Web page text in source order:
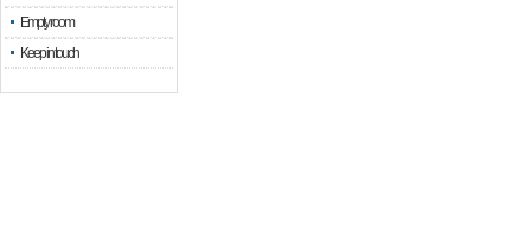
Empty room
Keep in touch